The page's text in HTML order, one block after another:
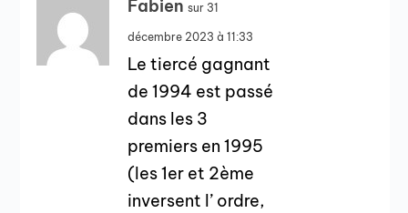
Fabien sur 31
décembre 2023 à 11:33
Le tiercé gagnant
de 1994 est passé
dans les 3
premiers en 1995
(les 1er et 2ème
inversent l’ ordre,